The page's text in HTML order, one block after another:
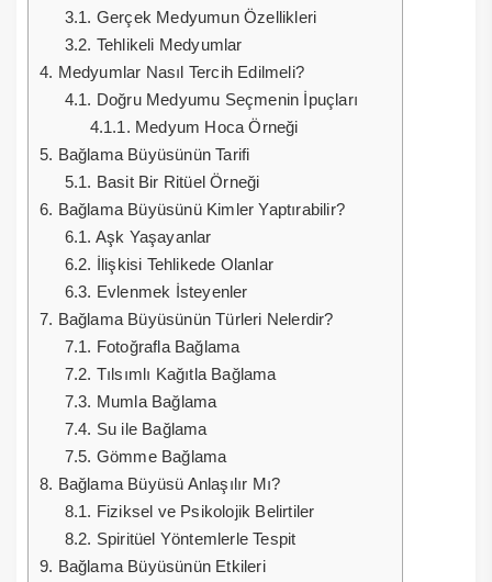
3.1. Gerçek Medyumun Özellikleri
3.2. Tehlikeli Medyumlar
4. Medyumlar Nasıl Tercih Edilmeli?
4.1. Doğru Medyumu Seçmenin İpuçları
4.1.1. Medyum Hoca Örneği
5. Bağlama Büyüsünün Tarifi
5.1. Basit Bir Ritüel Örneği
6. Bağlama Büyüsünü Kimler Yaptırabilir?
6.1. Aşk Yaşayanlar
6.2. İlişkisi Tehlikede Olanlar
6.3. Evlenmek İsteyenler
7. Bağlama Büyüsünün Türleri Nelerdir?
7.1. Fotoğrafla Bağlama
7.2. Tılsımlı Kağıtla Bağlama
7.3. Mumla Bağlama
7.4. Su ile Bağlama
7.5. Gömme Bağlama
8. Bağlama Büyüsü Anlaşılır Mı?
8.1. Fiziksel ve Psikolojik Belirtiler
8.2. Spiritüel Yöntemlerle Tespit
9. Bağlama Büyüsünün Etkileri